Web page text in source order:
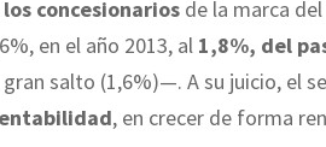
concesionarios de la marca
en el año 2013, al 1,8%, del
salto (1,6%)—. A su juicio, el
, en crecer de forma